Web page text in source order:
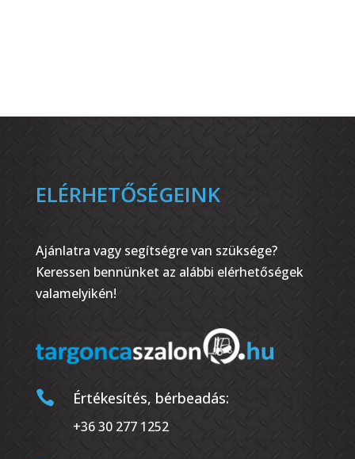
ELÉRHETŐSÉGEINK
Ajánlatra vagy segítségre van szüksége?
Keressen bennünket az alábbi elérhetőségek
valamelyikén!
 Értékesítés, bérbeadás:
+36 30 277 1252